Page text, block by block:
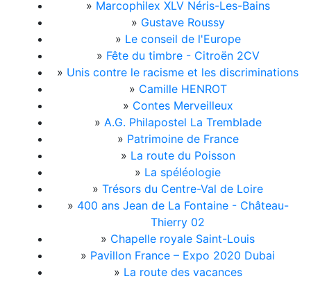
» Marcophilex XLV Néris-Les-Bains
» Gustave Roussy
» Le conseil de l'Europe
» Fête du timbre - Citroën 2CV
» Unis contre le racisme et les discriminations
» Camille HENROT
» Contes Merveilleux
» A.G. Philapostel La Tremblade
» Patrimoine de France
» La route du Poisson
» La spéléologie
» Trésors du Centre-Val de Loire
» 400 ans Jean de La Fontaine - Château-
Thierry 02
» Chapelle royale Saint-Louis
» Pavillon France – Expo 2020 Dubai
» La route des vacances